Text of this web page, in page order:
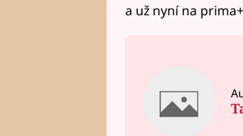
a už nyní na